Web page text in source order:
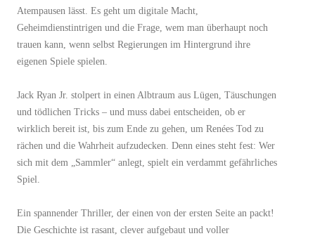
Atempausen lässt. Es geht um digitale Macht,
Geheimdienstintrigen und die Frage, wem man überhaupt noch
trauen kann, wenn selbst Regierungen im Hintergrund ihre
eigenen Spiele spielen.
Jack Ryan Jr. stolpert in einen Albtraum aus Lügen, Täuschungen
und tödlichen Tricks – und muss dabei entscheiden, ob er
wirklich bereit ist, bis zum Ende zu gehen, um Renées Tod zu
rächen und die Wahrheit aufzudecken. Denn eines steht fest: Wer
sich mit dem „Sammler“ anlegt, spielt ein verdammt gefährliches
Spiel.
Ein spannender Thriller, der einen von der ersten Seite an packt!
Die Geschichte ist rasant, clever aufgebaut und voller